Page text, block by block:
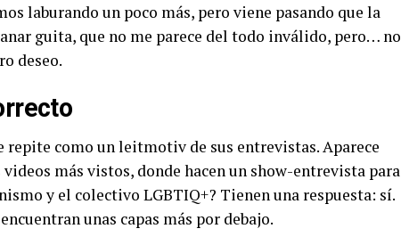
laburando un poco más, pero viene pasando que la
guita, que no me parece del todo inválido, pero… no
deseo.
repite como un leitmotiv de sus entrevistas. Aparece
más vistos, donde hacen un show-entrevista para
y el colectivo LGBTIQ+? Tienen una respuesta: sí.
unas capas más por debajo.